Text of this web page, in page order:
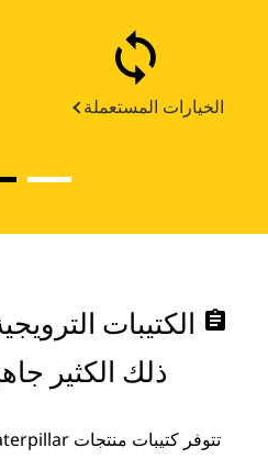
الخيارات المستعملة
assignment الكتيبات
ذلك الكثير